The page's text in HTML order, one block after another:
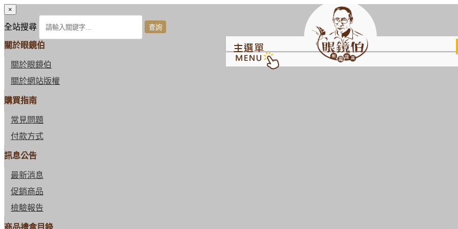
×
全站搜尋
關於眼鏡伯
關於眼鏡伯
關於網站版權
購買指南
常見問題
付款方式
訊息公告
最新消息
促銷商品
檢驗報告
商品禮盒目錄